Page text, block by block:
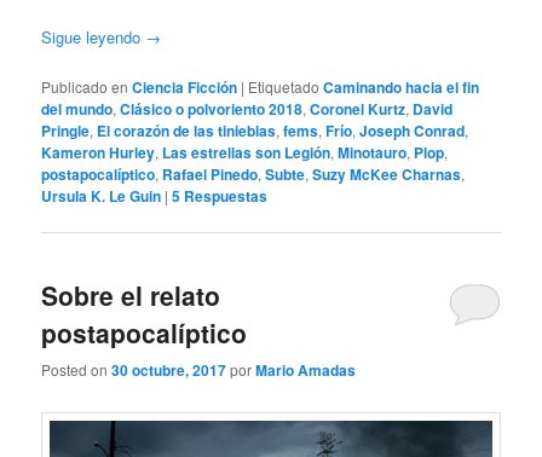
Sigue leyendo →
Publicado en Ciencia Ficción | Etiquetado Caminando hacia el fin
del mundo,Clásico o polvoriento 2018,Coronel Kurtz, David
Pringle, El corazón de las tinieblas,fems,Frío,Joseph Conrad,
Kameron Hurley, Las estrellas son Legión,Minotauro, Plop,
postapocalíptico, Rafael Pinedo,Subte,Suzy McKee Charnas,
Ursula K. Le Guin |5 Respuestas
Sobre el relato
postapocalíptico
Posted on30 octubre, 2017porMario Amadas